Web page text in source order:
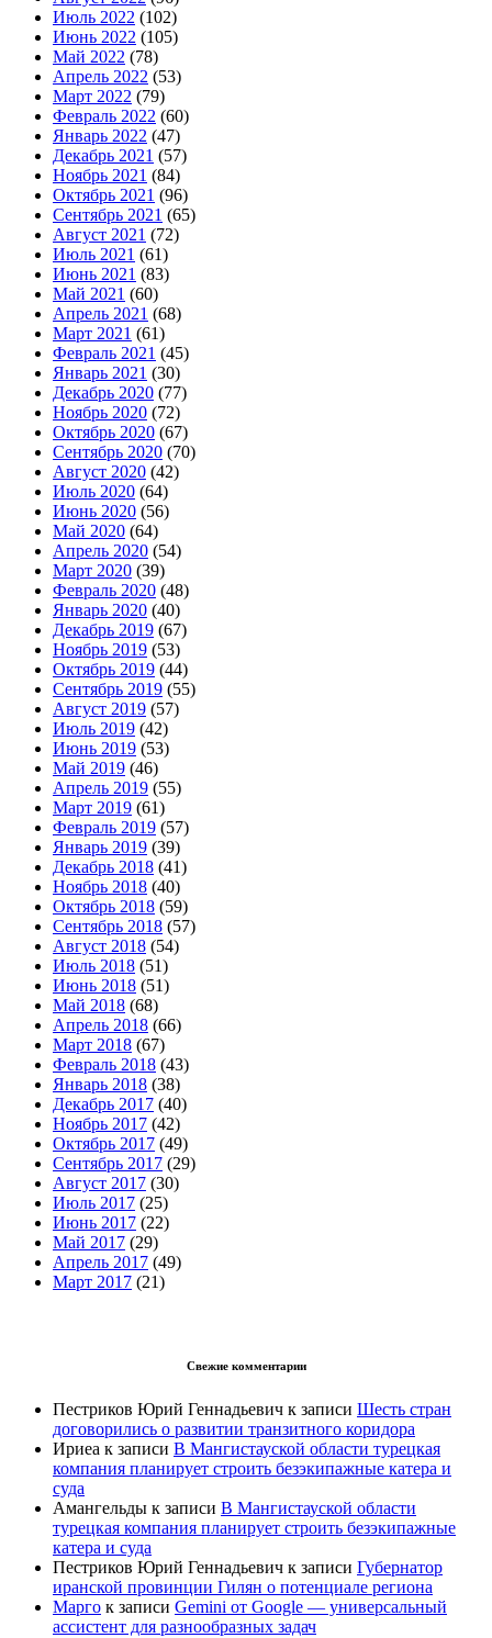
Июль 2022 (102)
Июнь 2022 (105)
Май 2022 (78)
Апрель 2022 (53)
Март 2022 (79)
Февраль 2022 (60)
Январь 2022 (47)
Декабрь 2021 (57)
Ноябрь 2021 (84)
Октябрь 2021 (96)
Сентябрь 2021 (65)
Август 2021 (72)
Июль 2021 (61)
Июнь 2021 (83)
Май 2021 (60)
Апрель 2021 (68)
Март 2021 (61)
Февраль 2021 (45)
Январь 2021 (30)
Декабрь 2020 (77)
Ноябрь 2020 (72)
Октябрь 2020 (67)
Сентябрь 2020 (70)
Август 2020 (42)
Июль 2020 (64)
Июнь 2020 (56)
Май 2020 (64)
Апрель 2020 (54)
Март 2020 (39)
Февраль 2020 (48)
Январь 2020 (40)
Декабрь 2019 (67)
Ноябрь 2019 (53)
Октябрь 2019 (44)
Сентябрь 2019 (55)
Август 2019 (57)
Июль 2019 (42)
Июнь 2019 (53)
Май 2019 (46)
Апрель 2019 (55)
Март 2019 (61)
Февраль 2019 (57)
Январь 2019 (39)
Декабрь 2018 (41)
Ноябрь 2018 (40)
Октябрь 2018 (59)
Сентябрь 2018 (57)
Август 2018 (54)
Июль 2018 (51)
Июнь 2018 (51)
Май 2018 (68)
Апрель 2018 (66)
Март 2018 (67)
Февраль 2018 (43)
Январь 2018 (38)
Декабрь 2017 (40)
Ноябрь 2017 (42)
Октябрь 2017 (49)
Сентябрь 2017 (29)
Август 2017 (30)
Июль 2017 (25)
Июнь 2017 (22)
Май 2017 (29)
Апрель 2017 (49)
Март 2017 (21)
Свежие комментарии
Пестриков Юрий Геннадьевич к записи Шесть стран
договорились о развитии транзитного коридора
Ириеа к записи В Мангистауской области турецкая
компания планирует строить безэкипажные катера и
суда
Амангельды к записи В Мангистауской области
турецкая компания планирует строить безэкипажные
катера и суда
Пестриков Юрий Геннадьевич к записи Губернатор
иранской провинции Гилян о потенциале региона
Марго к записи Gemini от Google — универсальный
ассистент для разнообразных задач